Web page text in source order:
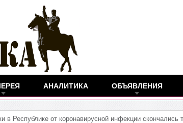
АНАЛИТИКА ОБЪЯВЛЕНИЯ